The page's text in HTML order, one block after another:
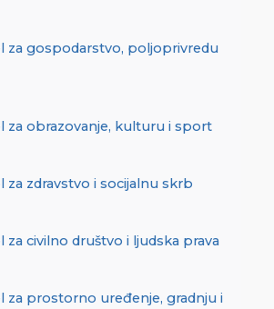
za gospodarstvo, poljoprivredu
za obrazovanje, kulturu i sport
za zdravstvo i socijalnu skrb
za civilno društvo i ljudska prava
za prostorno uređenje, gradnju i